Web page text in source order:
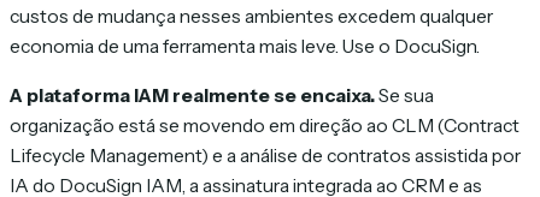
custos de mudança nesses ambientes excedem qualquer
economia de uma ferramenta mais leve. Use o DocuSign.
A plataforma IAM realmente se encaixa.Se sua
organização está se movendo em direção ao CLM (Contract
Lifecycle Management) e a análise de contratos assistida por
IA do DocuSign IAM, a assinatura integrada ao CRM e as